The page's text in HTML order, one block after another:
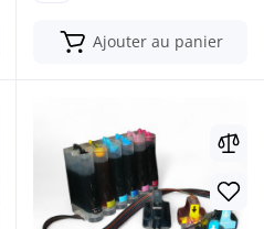
Ajouter au panier